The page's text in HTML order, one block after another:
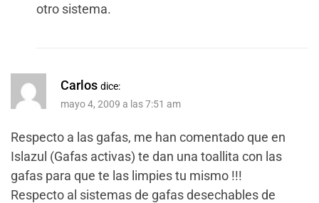
otro sistema.
Carlos dice:
mayo 4, 2009 a las 7:51 am
Respecto a las gafas, me han comentado que en
Islazul (Gafas activas) te dan una toallita con las
gafas para que te las limpies tu mismo !!!
Respecto al sistemas de gafas desechables de